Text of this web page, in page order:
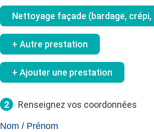
Nettoyage façade (bardage, crépi,
+ Autre prestation
+ Ajouter une prestation
2 Renseignez vos coordonnées
Nom / Prénom